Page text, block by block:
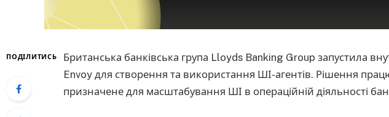
ПОДІЛИТИСЬ
Британська банківська група Lloyds Banking Group запустила
Envoy для створення та використання ШІ-агентів. Рішення
призначене для масштабування ШІ в операційній діяльності